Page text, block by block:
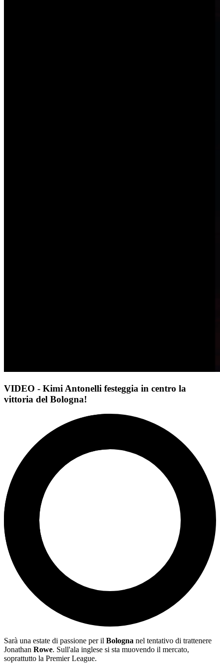
VIDEO - Kimi Antonelli festeggia in centro la
vittoria del Bologna!
Sarà una estate di passione per il Bologna nel tentativo di trattenere
Jonathan Rowe. Sull'ala inglese si sta muovendo il mercato,
soprattutto la Premier League.